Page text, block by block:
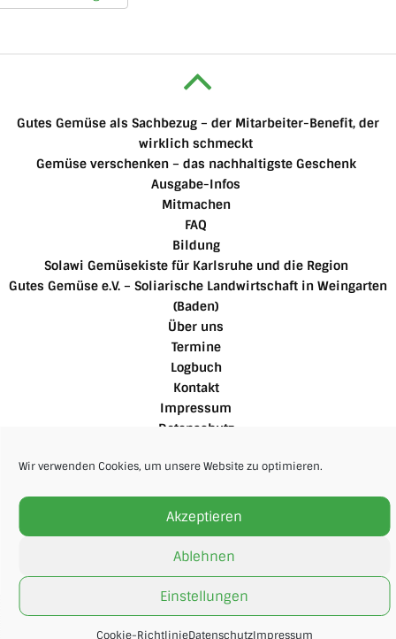
Wir verwenden Cookies, um unsere Website zu optimieren.
Akzeptieren
Ablehnen
Einstellungen
Cookie-RichtlinieDatenschutzImpressum
Gutes Gemüse als Sachbezug – der Mitarbeiter-Benefit, der
wirklich schmeckt
Gemüse verschenken – das nachhaltigste Geschenk
Ausgabe-Infos
Mitmachen
FAQ
Bildung
Solawi Gemüsekiste für Karlsruhe und die Region
Gutes Gemüse e.V. – Soliarische Landwirtschaft in Weingarten
(Baden)
Über uns
Termine
Logbuch
Kontakt
Impressum
Datenschutz
Für Mitglieder